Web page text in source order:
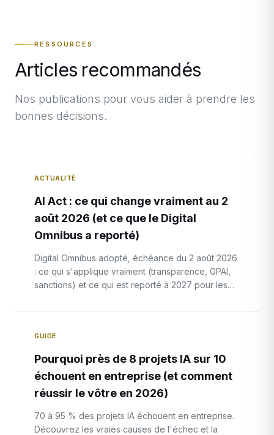
RESSOURCES
Articles recommandés
Nos publications pour vous aider à prendre les
bonnes décisions.
ACTUALITÉ
AI Act : ce qui change vraiment au 2
août 2026 (et ce que le Digital
Omnibus a reporté)
Digital Omnibus adopté, échéance du 2 août 2026
: ce qui s'applique vraiment (transparence, GPAI,
sanctions) et ce qui est reporté à 2027 pour les
GUIDE
Pourquoi près de 8 projets IA sur 10
échouent en entreprise (et comment
réussir le vôtre en 2026)
70 à 95 % des projets IA échouent en entreprise.
Découvrez les vraies causes de l'échec et la